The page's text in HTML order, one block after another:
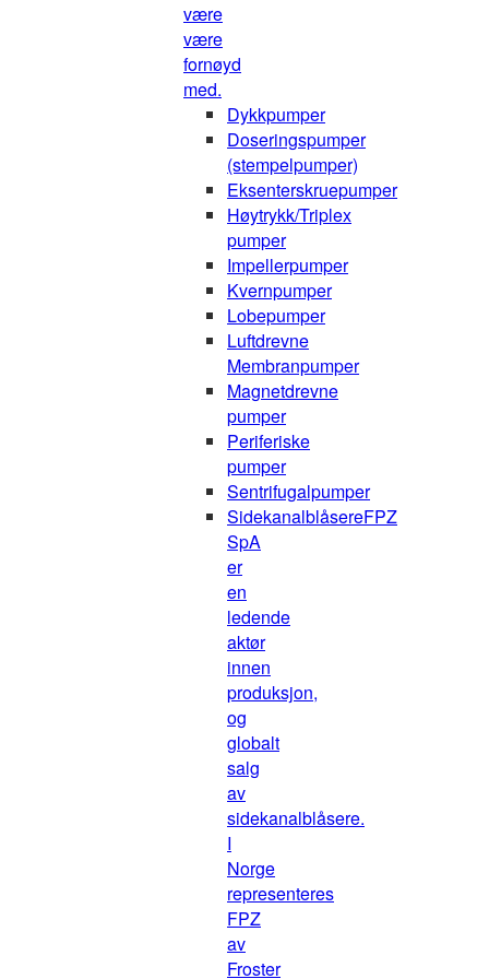
være
være
fornøyd
med.
Dykkpumper
Doseringspumper
(stempelpumper)
Eksenterskruepumper
Høytrykk/Triplex
pumper
Impellerpumper
Kvernpumper
Lobepumper
Luftdrevne
Membranpumper
Magnetdrevne
pumper
Periferiske
pumper
Sentrifugalpumper
SidekanalblåsereFPZ
SpA
er
en
ledende
aktør
innen
produksjon,
og
globalt
salg
av
sidekanalblåsere.
I
Norge
representeres
FPZ
av
Froster